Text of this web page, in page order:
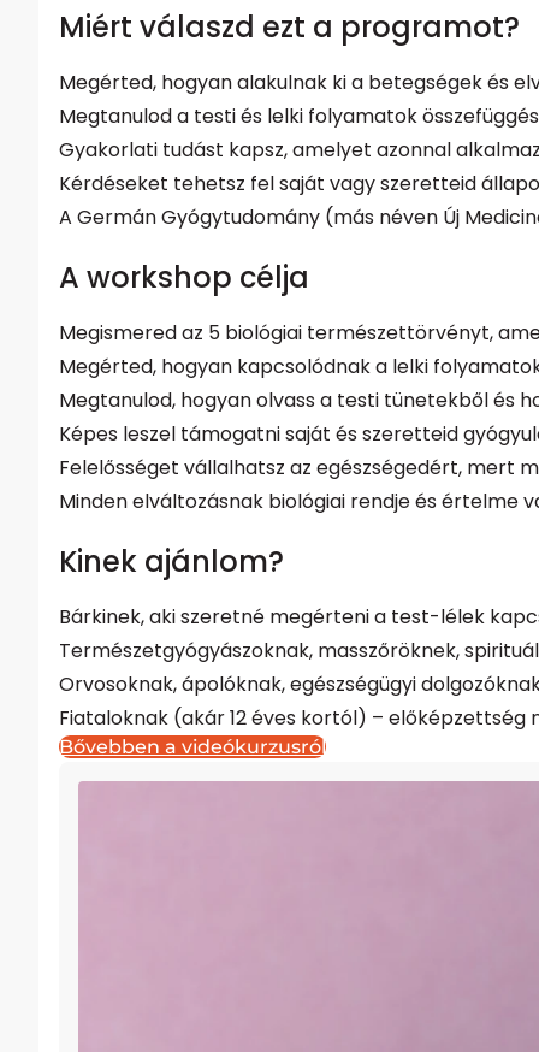
Miért válaszd ezt a programot?
Megérted, hogyan alakulnak ki a betegségek és
Megtanulod a testi és lelki folyamatok
Gyakorlati tudást kapsz, amelyet azonnal
Kérdéseket tehetsz fel saját vagy szeretteid
A Germán Gyógytudomány (más néven Új
A workshop célja
Megismered az 5 biológiai természettörvényt,
Megérted, hogyan kapcsolódnak a lelki
Megtanulod, hogyan olvass a testi tünetekből és
Képes leszel támogatni saját és szeretteid
Felelősséget vállalhatsz az egészségedért, mert
Minden elváltozásnak biológiai rendje és értelme
Kinek ajánlom?
Bárkinek, aki szeretné megérteni a test-lélek
Természetgyógyászoknak, masszőröknek,
Orvosoknak, ápolóknak, egészségügyi
Fiataloknak (akár 12 éves kortól) – előképzettség
Bővebben a videókurzusról